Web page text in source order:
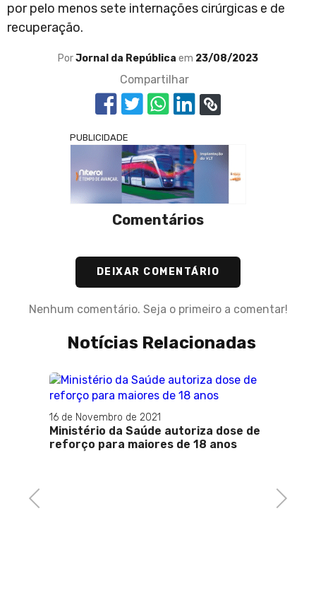
por pelo menos sete internações cirúrgicas e de
recuperação.
PorJornal da República em 23/08/2023
Compartilhar
PUBLICIDADE
Comentários
DEIXAR COMENTÁRIO
Nenhum comentário. Seja o primeiro a comentar!
Notícias Relacionadas
Previous
16 de Novembro de 2021
Ministério da Saúde autoriza dose de
reforço para maiores de 18 anos
Next